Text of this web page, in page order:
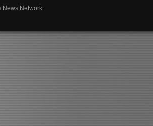
News Network